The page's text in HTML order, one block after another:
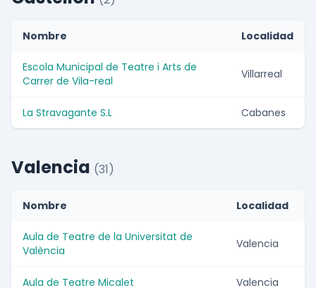
Nombre Localidad
Escola Municipal de Teatre i Arts de
Carrer de Vila-real
Villarreal
La Stravagante S.L Cabanes
Valencia (31)
Nombre Localidad
Aula de Teatre de la Universitat de
València
Valencia
Aula de Teatre Micalet Valencia